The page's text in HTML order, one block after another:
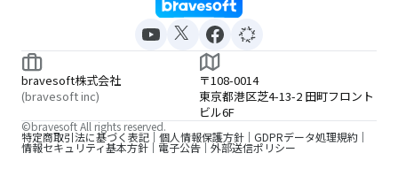
bravesoft株式会社
(bravesoft inc)
〒108-0014
東京都港区芝4-13-2 田町フロント
ビル6F
特定商取引法に基づく表記 個人情報保護方針 GDPRデータ処理規約
情報セキュリティ基本方針 電子公告 外部送信ポリシー
©bravesoft All rights reserved.